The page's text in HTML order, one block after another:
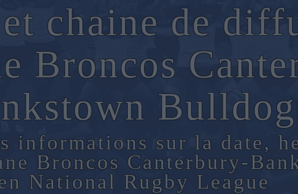
chaine de
Broncos
informations sur la date,
Broncos Canterbury-
National Rugby League